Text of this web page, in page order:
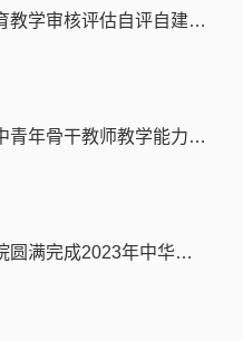
学校召开本科教育教学审核评估自评自建工作推进会
我校第四批临床中青年骨干教师教学能力提升项目结业暨第五批启动会成功举办
我校附属龙华医院圆满完成2023年中华护理学会中医护理治疗专科护士临床实践教学